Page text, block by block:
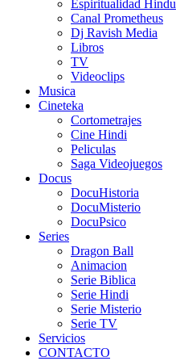
Espiritualidad Hindu
Canal Prometheus
Dj Ravish Media
Libros
TV
Videoclips
Musica
Cineteka
Cortometrajes
Cine Hindi
Peliculas
Saga Videojuegos
Docus
DocuHistoria
DocuMisterio
DocuPsico
Series
Dragon Ball
Animacion
Serie Biblica
Serie Hindi
Serie Misterio
Serie TV
Servicios
CONTACTO